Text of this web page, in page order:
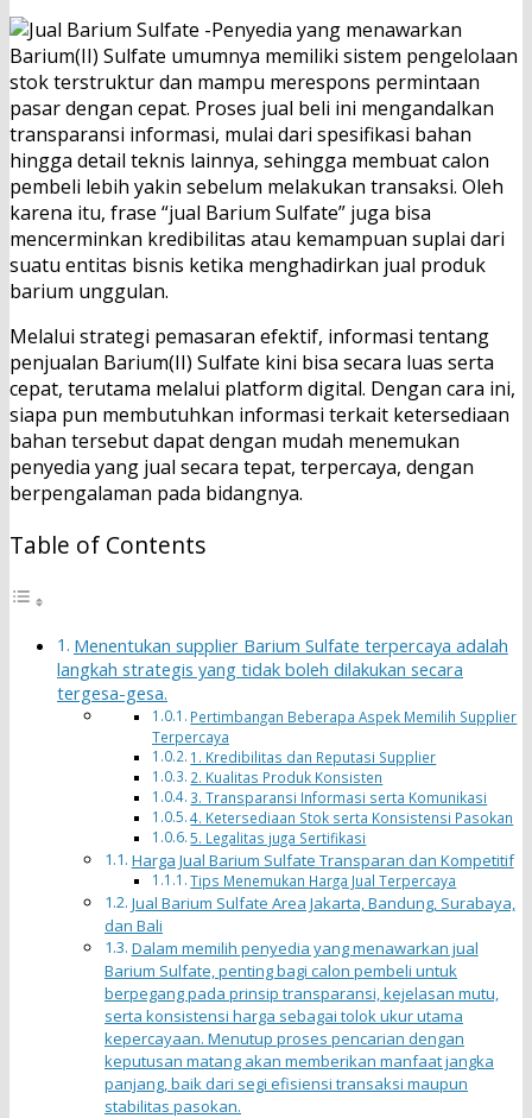
Penyedia yang menawarkan
Barium(II) Sulfate umumnya memiliki sistem pengelolaan
stok terstruktur dan mampu merespons permintaan
pasar dengan cepat. Proses jual beli ini mengandalkan
transparansi informasi, mulai dari spesifikasi bahan
hingga detail teknis lainnya, sehingga membuat calon
pembeli lebih yakin sebelum melakukan transaksi. Oleh
karena itu, frase “jual Barium Sulfate” juga bisa
mencerminkan kredibilitas atau kemampuan suplai dari
suatu entitas bisnis ketika menghadirkan jual produk
barium unggulan.
Melalui strategi pemasaran efektif, informasi tentang
penjualan Barium(II) Sulfate kini bisa secara luas serta
cepat, terutama melalui platform digital. Dengan cara ini,
siapa pun membutuhkan informasi terkait ketersediaan
bahan tersebut dapat dengan mudah menemukan
penyedia yang jual secara tepat, terpercaya, dengan
berpengalaman pada bidangnya.
Table of Contents
Menentukan supplier Barium Sulfate terpercaya adalah
langkah strategis yang tidak boleh dilakukan secara
tergesa-gesa.
Pertimbangan Beberapa Aspek Memilih Supplier
Terpercaya
1. Kredibilitas dan Reputasi Supplier
2. Kualitas Produk Konsisten
3. Transparansi Informasi serta Komunikasi
4. Ketersediaan Stok serta Konsistensi Pasokan
5. Legalitas juga Sertifikasi
Harga Jual Barium Sulfate Transparan dan Kompetitif
Tips Menemukan Harga Jual Terpercaya
Jual Barium Sulfate Area Jakarta, Bandung, Surabaya,
dan Bali
Dalam memilih penyedia yang menawarkan jual
Barium Sulfate, penting bagi calon pembeli untuk
berpegang pada prinsip transparansi, kejelasan mutu,
serta konsistensi harga sebagai tolok ukur utama
kepercayaan. Menutup proses pencarian dengan
keputusan matang akan memberikan manfaat jangka
panjang, baik dari segi efisiensi transaksi maupun
stabilitas pasokan.